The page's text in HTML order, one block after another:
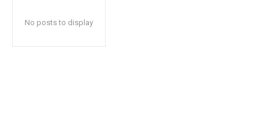
No posts to display